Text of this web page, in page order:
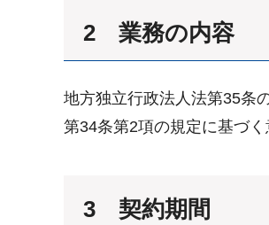
2 業務の内容
地方独立行政法人法第35条
第34条第2項の規定に基づ
3 契約期間